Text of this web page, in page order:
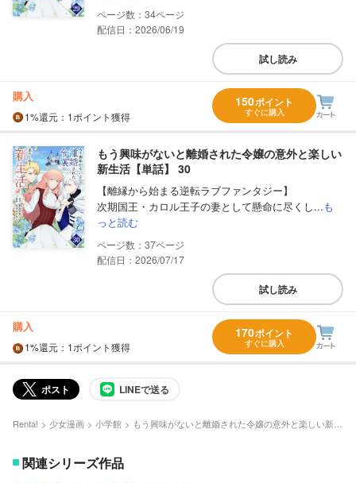
34
配信日：2026/06/19
試し読み
購入
1%還元 ：1ポイント獲得
150ポイント
すぐに購入
もう興味がないと離婚された令嬢の意外と楽しい
新生活【単話】 30
【離縁から始まる逆転ラブファンタジー】
次期国王・カロル王子の妻として懸命に尽くし...も
っと読む
37
配信日：2026/07/17
試し読み
購入
1%還元 ：1ポイント獲得
170ポイント
すぐに購入
ポスト LINEで送る
Renta! 少女漫画 小学館
関連シリーズ作品